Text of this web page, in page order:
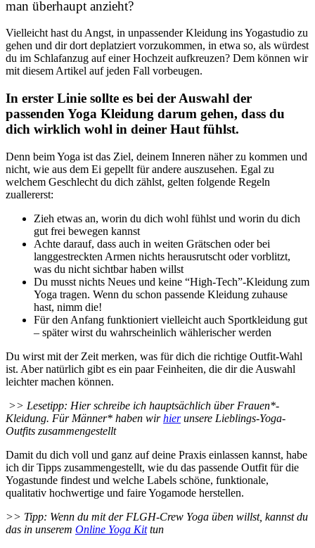
man überhaupt anzieht?
Vielleicht hast du Angst, in unpassender Kleidung ins Yogastudio zu
gehen und dir dort deplatziert vorzukommen, in etwa so, als würdest
du im Schlafanzug auf einer Hochzeit aufkreuzen? Dem können wir
mit diesem Artikel auf jeden Fall vorbeugen.
In erster Linie sollte es bei der Auswahl der
passenden Yoga Kleidung darum gehen, dass du
dich wirklich wohl in deiner Haut fühlst.
Denn beim Yoga ist das Ziel, deinem Inneren näher zu kommen und
nicht, wie aus dem Ei gepellt für andere auszusehen. Egal zu
welchem Geschlecht du dich zählst, gelten folgende Regeln
zuallererst:
Zieh etwas an, worin du dich wohl fühlst und worin du dich
gut frei bewegen kannst
Achte darauf, dass auch in weiten Grätschen oder bei
langgestreckten Armen nichts herausrutscht oder vorblitzt,
was du nicht sichtbar haben willst
Du musst nichts Neues und keine “High-Tech”-Kleidung zum
Yoga tragen. Wenn du schon passende Kleidung zuhause
hast, nimm die!
Für den Anfang funktioniert vielleicht auch Sportkleidung gut
– später wirst du wahrscheinlich wählerischer werden
Du wirst mit der Zeit merken, was für dich die richtige Outfit-Wahl
ist. Aber natürlich gibt es ein paar Feinheiten, die dir die Auswahl
leichter machen können.
>> Lesetipp: Hier schreibe ich hauptsächlich über Frauen*-
Kleidung. Für Männer* haben wirhierunsere Lieblings-Yoga-
Outfits zusammengestellt
Damit du dich voll und ganz auf deine Praxis einlassen kannst, habe
ich dir Tipps zusammengestellt, wie du das passende Outfit für die
Yogastunde findest und welche Labels schöne, funktionale,
qualitativ hochwertige und faire Yogamode herstellen.
>> Tipp: Wenn du mit der FLGH-Crew Yoga üben willst, kannst du
das in unserem Online Yoga Kittun